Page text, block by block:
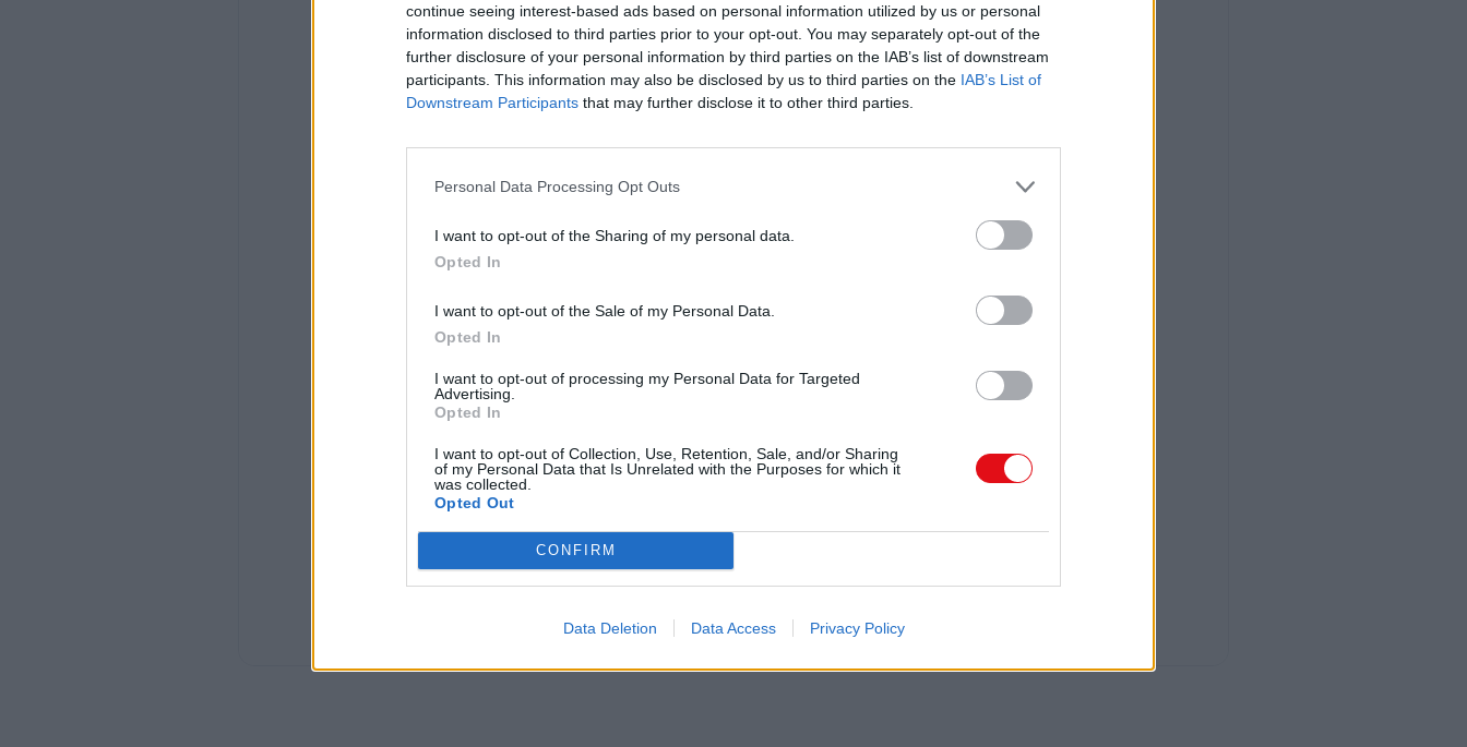
continue seeing interest-based ads based on personal information utilized by us or personal
information disclosed to third parties prior to your opt-out. You may separately opt-out of the
further disclosure of your personal information by third parties on the IAB’s list of downstream
participants. This information may also be disclosed by us to third parties on the IAB’s List of
Downstream Participants that may further disclose it to other third parties.
Personal Data Processing Opt Outs
I want to opt-out of the Sharing of my personal data.
Opted In
I want to opt-out of the Sale of my Personal Data.
Opted In
I want to opt-out of processing my Personal Data for Targeted
Advertising.
Opted In
I want to opt-out of Collection, Use, Retention, Sale, and/or Sharing
of my Personal Data that Is Unrelated with the Purposes for which it
was collected.
Opted Out
CONFIRM
Data Deletion Data Access Privacy Policy